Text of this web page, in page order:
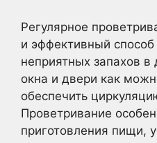
Регулярное
и эффективный способ
неприятных запахов
окна и двери как
обеспечить
Проветривание
приготовления пищи,